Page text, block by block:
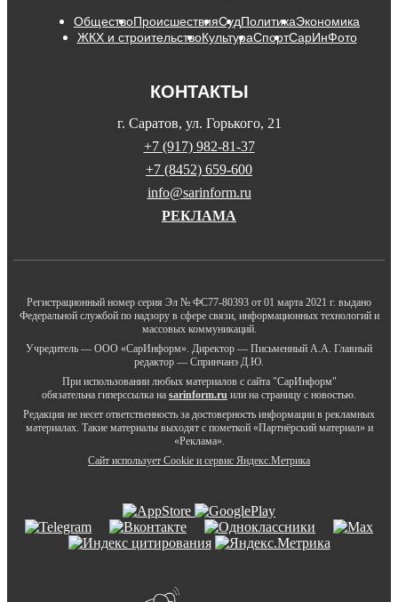
ОбществоПроисшествияСудПолитикаЭкономика
ЖКХ и строительствоКультураСпортСарИнФото
КОНТАКТЫ
г. Саратов, ул. Горького, 21
+7 (917) 982-81-37
+7 (8452) 659-600
info@sarinform.ru
РЕКЛАМА
Регистрационный номер серия Эл № ФС77-80393 от 01 марта 2021 г. выдано
Федеральной службой по надзору в сфере связи, информационных технологий и
массовых коммуникаций.
Учредитель — ООО «СарИнформ». Директор — Письменный А.А. Главный
редактор — Спринчанэ Д.Ю.
При использовании любых материалов с сайта "СарИнформ"
обязательна гиперссылка на sarinform.ru или на страницу с новостью.
Редакция не несет ответственность за достоверность информации в рекламных
материалах. Такие материалы выходят с пометкой «Партнёрский материал» и
«Реклама».
Сайт использует Cookie и сервиc Яндекс.Метрика